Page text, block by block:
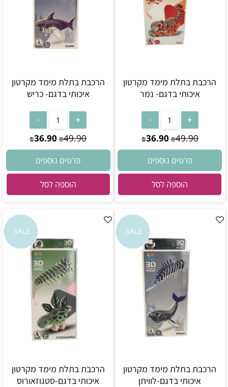
הרכבת בתלת מימד מקרטון
איכותי בדגם- נמר
₪49.90
₪36.90
פרטים נוספים
הוספה לסל
הרכבת בתלת מימד מקרטון
איכותי בדגם- כריש
₪49.90
₪36.90
פרטים נוספים
הוספה לסל
הרכבת בתלת מימד מקרטון
איכותי בדגם-לוויתן
הרכבת בתלת מימד מקרטון
איכותי בדגם-סטגוזאורוס